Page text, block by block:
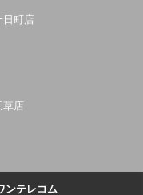
日町店
草店
ンテレコム